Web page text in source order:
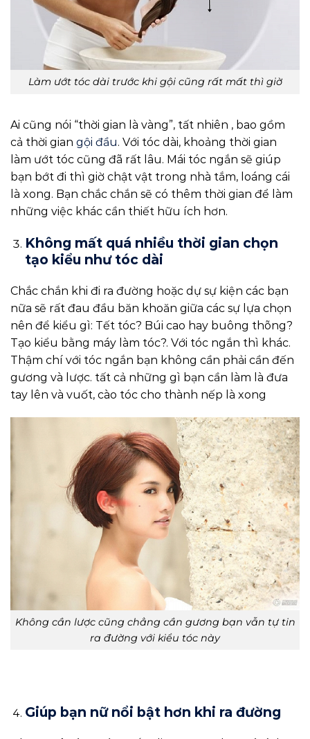
Làm ướt tóc dài trước khi gội cũng rất mất thì giờ
Ai cũng nói “thời gian là vàng”, tất nhiên , bao gồm
cả thời gian gội đầu. Với tóc dài, khoảng thời gian
làm ướt tóc cũng đã rất lâu. Mái tóc ngắn sẽ giúp
bạn bớt đi thì giờ chật vật trong nhà tắm, loáng cái
là xong. Bạn chắc chắn sẽ có thêm thời gian để làm
những việc khác cần thiết hữu ích hơn.
Không mất quá nhiều thời gian chọn
tạo kiểu như tóc dài
Chắc chắn khi đi ra đường hoặc dự sự kiện các bạn
nữa sẽ rất đau đầu băn khoăn giữa các sự lựa chọn
nên để kiểu gì: Tết tóc? Búi cao hay buông thõng?
Tạo kiểu bằng máy làm tóc?. Với tóc ngắn thì khác.
Thậm chí với tóc ngắn bạn không cần phải cần đến
gương và lược. tất cả những gì bạn cần làm là đưa
tay lên và vuốt, cào tóc cho thành nếp là xong
Không cần lược cũng chẳng cần gương bạn vẫn tự tin
ra đường với kiểu tóc này
Giúp bạn nữ nổi bật hơn khi ra đường